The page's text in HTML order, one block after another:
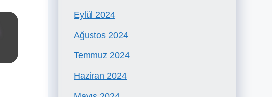
Eylül 2024
Ağustos 2024
Temmuz 2024
Haziran 2024